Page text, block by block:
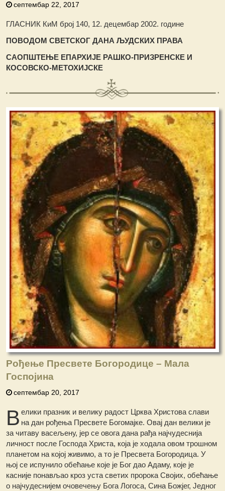
септембар 22, 2017
ГЛАСНИК КиМ број 140, 12. децембар 2002. године
ПОВОДОМ СВЕТСКОГ ДАНА ЉУДСКИХ ПРАВА
САОПШТЕЊЕ ЕПАРХИЈЕ РАШКО-ПРИЗРЕНСКЕ И
КОСОВСКО-МЕТОХИЈСКЕ
Рођење Пресвете Богородице – Мала
Госпојина
септембар 20, 2017
В елики празник и велику радост Црква Христова слави
на дан рођења Пресвете Богомајке. Овај дан велики је
за читаву васељену, јер се овога дана рађа најчудеснија
личност после Господа Христа, која је ходала овом трошном
планетом на којој живимо, а то је Пресвета Богородица. У
њој се испунило обећање које је Бог дао Адаму, које је
касније понављао кроз уста светих пророка Својих, обећање
о најчудеснијем очовечењу Бога Логоса, Сина Божјег, Једног